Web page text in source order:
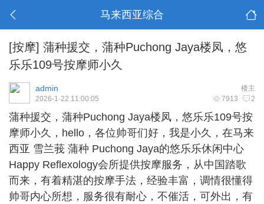
马来西亚综合
[按摩] 蒲种援交，蒲种Puchong Jaya楼凤，悠
乐乐109号按摩师小久
楼主
admin
7913 2
2026-1-22 11:00:05
蒲种援交 ，蒲种Puchong Jaya楼凤，悠乐乐109号按
摩师小久，hello，各位帅哥们好，我是小久，在马来
西亚 雪兰莪 蒲种 Puchong Jaya的悠乐乐休闲中心
Happy Reflexology会所提供按摩服务，从中国踏歌
而来，有着精湛的按摩手法，经验丰富，调情很懂得
帅哥内心所想，服务很有耐心，不催活，可外出，有